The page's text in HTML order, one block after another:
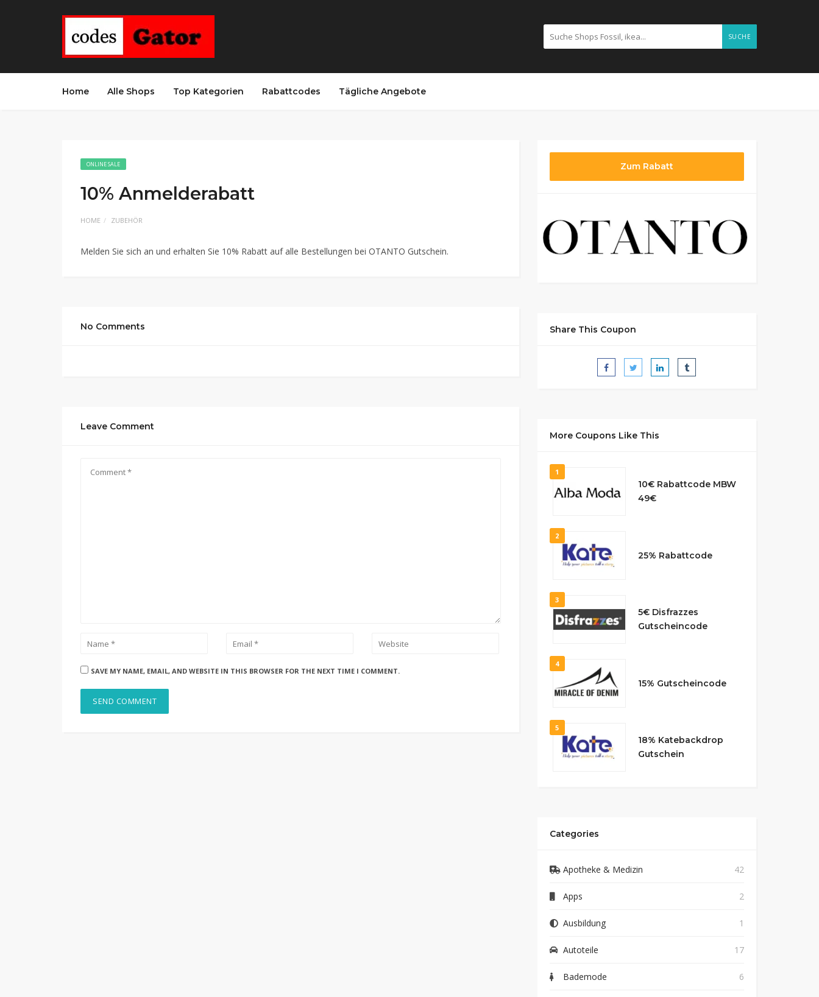
SUCHE
Home Alle Shops Top Kategorien Rabattcodes Tägliche Angebote
ONLINE SALE
10% Anmelderabatt
HOME ZUBEHÖR
Melden Sie sich an und erhalten Sie 10% Rabatt auf alle Bestellungen bei OTANTO Gutschein.
No Comments
Leave Comment
SAVE MY NAME, EMAIL, AND WEBSITE IN THIS BROWSER FOR THE NEXT TIME I COMMENT.
Zum Rabatt
Share This Coupon
More Coupons Like This
1
10€ Rabattcode MBW
49€
2
25% Rabattcode
3
5€ Disfrazzes
Gutscheincode
4
15% Gutscheincode
5
18% Katebackdrop
Gutschein
Categories
Apotheke & Medizin 42
Apps 2
Ausbildung 1
Autoteile 17
Bademode 6